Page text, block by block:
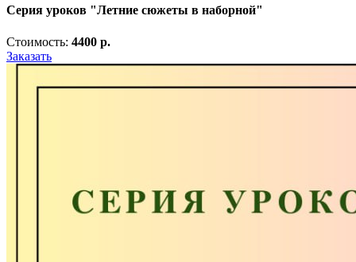
Серия уроков "Летние сюжеты в наборной"
Стоимость: 4400 р.
Заказать